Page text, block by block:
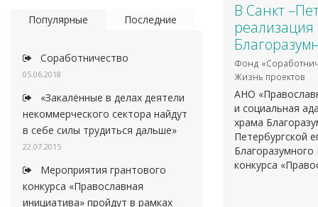
Популярные Последние
Соработничество
05.06.2018
«Закалённые в делах деятели
некоммерческого сектора найдут
в себе силы трудиться дальше»
22.07.2015
Мероприятия грантового
конкурса «Православная
инициатива» пройдут в рамках
В Санкт
реализация
Фонд
Жизнь проектов
АНО
и социальная
храма
Петербургской
конкурса